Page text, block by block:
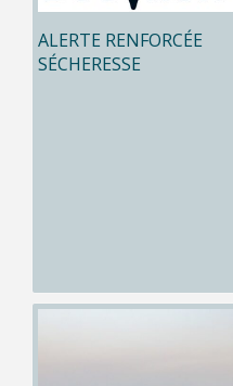
ALERTE RENFORCÉE
SÉCHERESSE